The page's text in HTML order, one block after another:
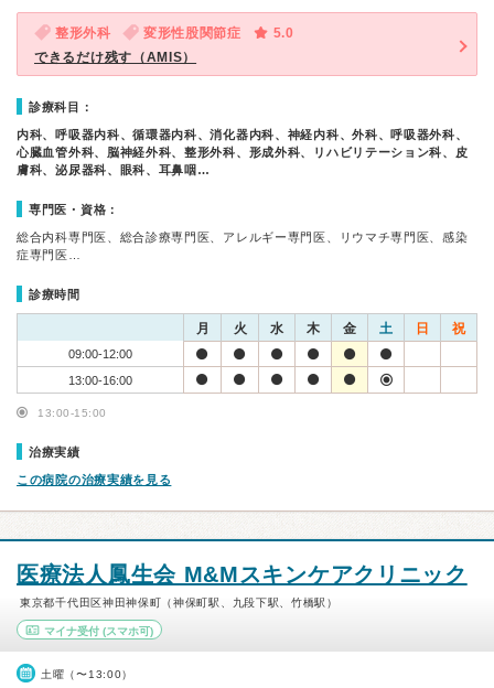
整形外科 変形性股関節症
5.0
できるだけ残す（AMIS）
診療科目：
内科、呼吸器内科、循環器内科、消化器内科、神経内科、外科、呼吸器外科、
心臓血管外科、脳神経外科、整形外科、形成外科、リハビリテーション科、皮
膚科、泌尿器科、眼科、耳鼻咽…
専門医・資格：
総合内科専門医、総合診療専門医、アレルギー専門医、リウマチ専門医、感染
症専門医…
診療時間
月 火 水 木 金 土 日 祝
09:00-12:00
13:00-16:00
13:00-15:00
治療実績
この病院の治療実績を見る
医療法人鳳生会 M&Mスキンケアクリニック
東京都千代田区神田神保町（神保町駅、九段下駅、竹橋駅）
マイナ受付 (スマホ可)
土曜（〜13:00）